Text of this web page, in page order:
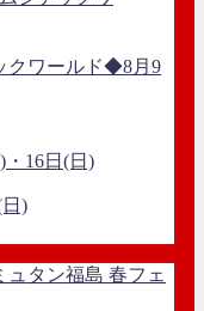
クワールド◆8月9
)
タン福島 春フェ